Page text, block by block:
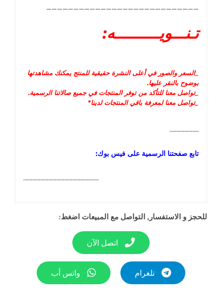
____________________________
تـنـــويــــــــــه:
_السعر والصور في أعلى النشرة حقيقية للمنتج يمكنك مشاهدتها
بوضوح بالنقر عليها.
_تواصل معنا للتأكد من توفر المنتجات في جميع صالاتنا الرسمية.
_تواصل معنا لمعرفة باقي المنتجات لدينا*
………………….
تابع صفحتنا الرسمية على فيس بوك:
…………………………………………………
للحجز و الاستفسار, التواصل مع المبيعات اضغط:
اتصل الآن
تلغرام واتس أب